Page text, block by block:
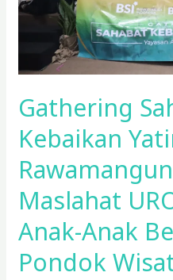
Gathering
Kebaikan
Maslahat
Anak-Anak
Pondok
&
Maslahat URO
Jakarta
Anak-
Anak
Berwisata
di
Wisata
Hobihobi